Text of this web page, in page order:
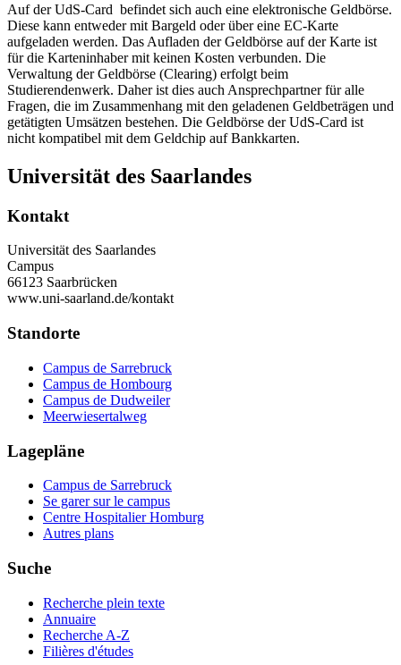
Auf der UdS-Card befindet sich auch eine elektronische Geldbörse.
Diese kann entweder mit Bargeld oder über eine EC-Karte
aufgeladen werden. Das Aufladen der Geldbörse auf der Karte ist
für die Karteninhaber mit keinen Kosten verbunden. Die
Verwaltung der Geldbörse (Clearing) erfolgt beim
Studierendenwerk. Daher ist dies auch Ansprechpartner für alle
Fragen, die im Zusammenhang mit den geladenen Geldbeträgen und
getätigten Umsätzen bestehen. Die Geldbörse der UdS-Card ist
nicht kompatibel mit dem Geldchip auf Bankkarten.
Universität des Saarlandes
Kontakt
Universität des Saarlandes
Campus
66123 Saarbrücken
www.uni-saarland.de/kontakt
Standorte
Campus de Sarrebruck
Campus de Hombourg
Campus de Dudweiler
Meerwiesertalweg
Lagepläne
Campus de Sarrebruck
Se garer sur le campus
Centre Hospitalier Homburg
Autres plans
Suche
Recherche plein texte
Annuaire
Recherche A-Z
Filières d'études